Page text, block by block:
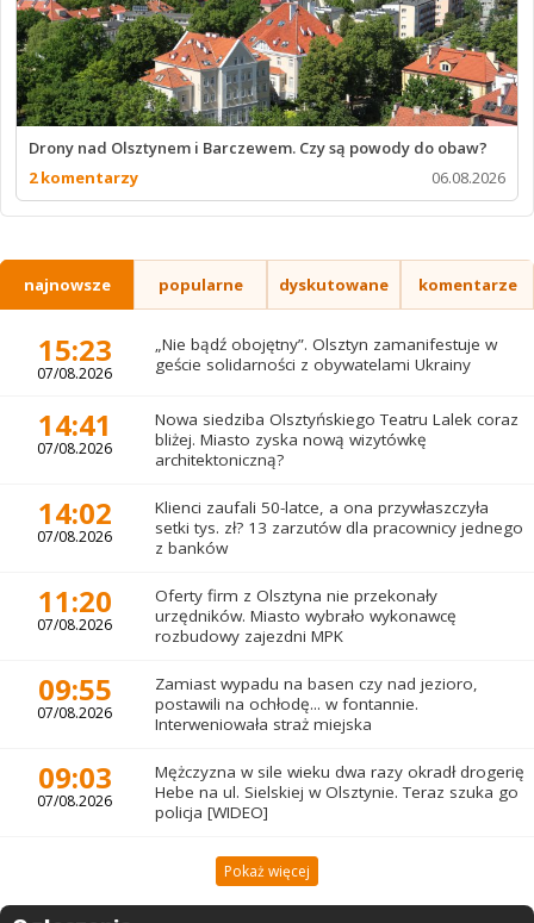
Drony nad Olsztynem i Barczewem. Czy są powody do obaw?
2 komentarzy
06.08.2026
najnowsze popularne dyskutowane komentarze
15:23
07/08.2026
„Nie bądź obojętny”. Olsztyn zamanifestuje w
geście solidarności z obywatelami Ukrainy
14:41
07/08.2026
Nowa siedziba Olsztyńskiego Teatru Lalek coraz
bliżej. Miasto zyska nową wizytówkę
architektoniczną?
14:02
07/08.2026
Klienci zaufali 50-latce, a ona przywłaszczyła
setki tys. zł? 13 zarzutów dla pracownicy jednego
z banków
11:20
07/08.2026
Oferty firm z Olsztyna nie przekonały
urzędników. Miasto wybrało wykonawcę
rozbudowy zajezdni MPK
09:55
07/08.2026
Zamiast wypadu na basen czy nad jezioro,
postawili na ochłodę... w fontannie.
Interweniowała straż miejska
09:03
07/08.2026
Mężczyzna w sile wieku dwa razy okradł drogerię
Hebe na ul. Sielskiej w Olsztynie. Teraz szuka go
policja [WIDEO]
Pokaż więcej